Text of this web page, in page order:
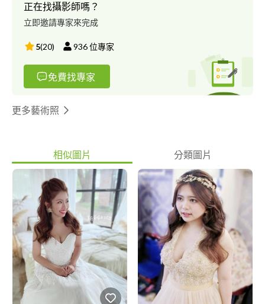
正在找攝影師嗎？
立即邀請專家來完成
5(20) 936位專家
免費找專家
更多藝術照
相似圖片 分類圖片